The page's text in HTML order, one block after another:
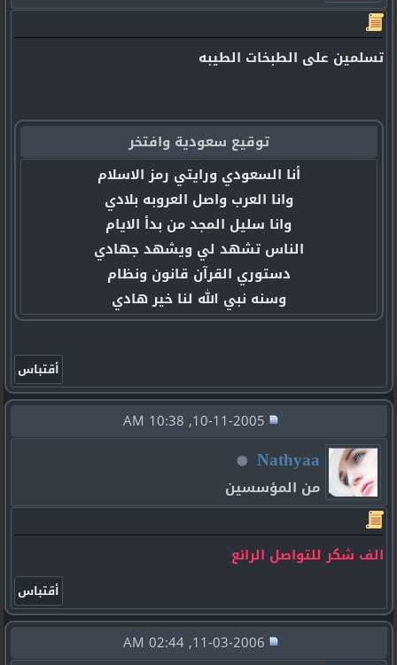
تسلمين على الطبخات الطيبه
توقيع سعودية وافتخر
أنا السعودي ورايتي رمز الاسلام
وانا العرب واصل العروبه بلادي
وانا سليل المجد من بدأ الايام
الناس تشهد لي ويشهد جهادي
دستوري القرآن قانون ونظام
وسنه نبي الله لنا خير هادي
10-11-2005, 10:38 AM
Nathyaa
من المؤسسين
الف شكر للتواصل الرائع
11-03-2006, 02:44 AM